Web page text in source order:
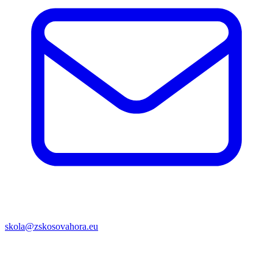
skola@zskosovahora.eu